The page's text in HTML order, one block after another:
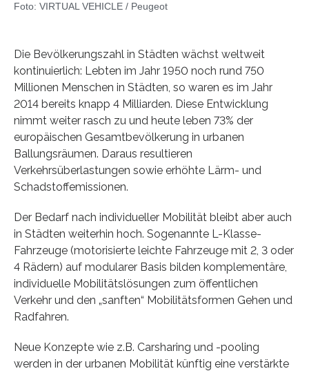
Foto: VIRTUAL VEHICLE / Peugeot
Die Bevölkerungszahl in Städten wächst weltweit
kontinuierlich: Lebten im Jahr 1950 noch rund 750
Millionen Menschen in Städten, so waren es im Jahr
2014 bereits knapp 4 Milliarden. Diese Entwicklung
nimmt weiter rasch zu und heute leben 73% der
europäischen Gesamtbevölkerung in urbanen
Ballungsräumen. Daraus resultieren
Verkehrsüberlastungen sowie erhöhte Lärm- und
Schadstoffemissionen.
Der Bedarf nach individueller Mobilität bleibt aber auch
in Städten weiterhin hoch. Sogenannte L-Klasse-
Fahrzeuge (motorisierte leichte Fahrzeuge mit 2, 3 oder
4 Rädern) auf modularer Basis bilden komplementäre,
individuelle Mobilitätslösungen zum öffentlichen
Verkehr und den „sanften“ Mobilitätsformen Gehen und
Radfahren.
Neue Konzepte wie z.B. Carsharing und -pooling
werden in der urbanen Mobilität künftig eine verstärkte